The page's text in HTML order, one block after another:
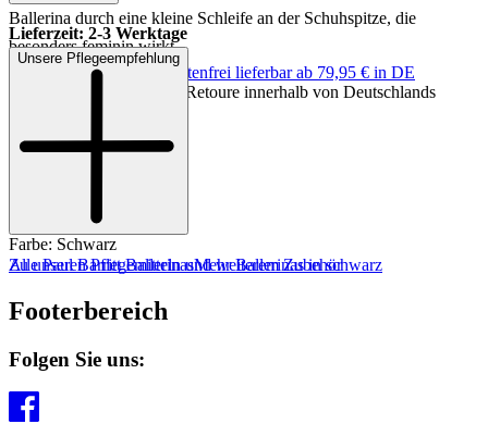
Ballerina durch eine kleine Schleife an der Schuhspitze, die
besonders feminin wirkt.
Absatzhöhe: ca. 1,5 cm
Farbe: Schwarz
Lieferzeit: 2-3 Werktage
Keine Versandkosten:
kostenfrei lieferbar ab 79,95 € in DE
Einfache und Kostenlose Retoure innerhalb von Deutschlands
Unsere Pflegeempfehlung
Zu unseren Pflegemitteln und weiterem Zubehör
Alle Paul Barritt BallerinasMehr Ballerinas in schwarz
Footerbereich
Folgen Sie uns: